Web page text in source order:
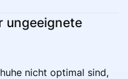
ungeeignete
nicht optimal sind,